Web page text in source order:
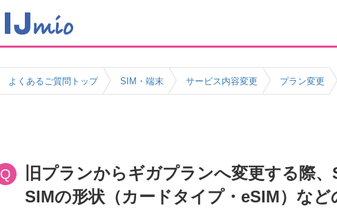
よくあるご質問トップ SIM・端末 サービス内容変更 プラン変更
Q
旧プランからギガプランへ変更する際
SIMの形状（カードタイプ・eSIM）な